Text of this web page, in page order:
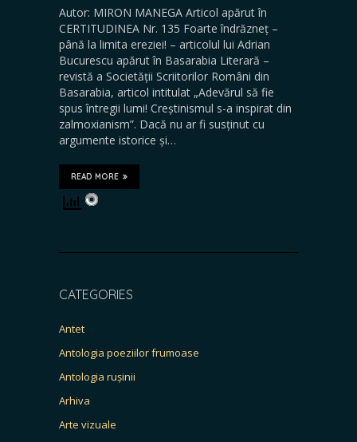
Autor: MIRON MANEGA Articol apărut în
CERTITUDINEA Nr. 135 Foarte îndrăzneț –
până la limita ereziei! – articolul lui Adrian
Bucurescu apărut în Basarabia Literară –
revistă a Societății Scriitorilor Români din
Basarabia, articol intitulat „Adevărul să fie
spus întregii lumi! Creștinismul s-a inspirat din
zalmoxianism”. Dacă nu ar fi susținut cu
argumente istorice și…
READ MORE
CATEGORIES
Antet
Antologia poeziilor frumoase
Antologia rușinii
Arhiva
Arte vizuale